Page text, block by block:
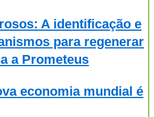
A identificação e
para regenerar
a Prometeus
economia mundial é